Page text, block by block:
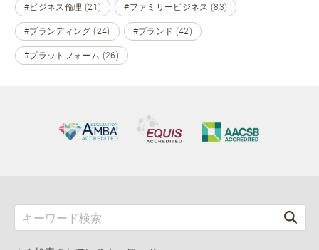
#ビジネス倫理 (21) #ファミリービジネス (83)
#ブランディング (24) #ブランド (42)
#プラットフォーム (26)